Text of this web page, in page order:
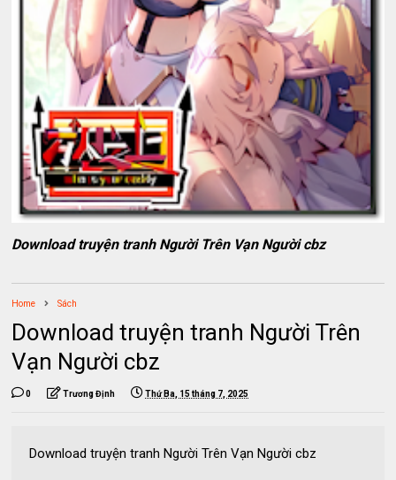
Download truyện tranh Người Trên Vạn Người cbz
Home Sách
Download truyện tranh Người Trên
Vạn Người cbz
0 Trương Định Thứ Ba, 15 tháng 7, 2025
Download truyện tranh Người Trên Vạn Người cbz